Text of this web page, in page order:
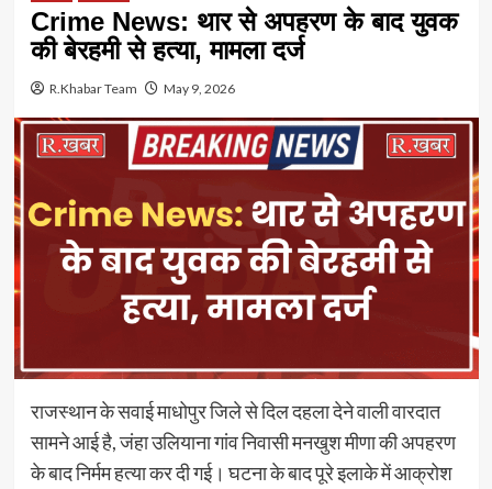
Crime News: थार से अपहरण के बाद युवक
की बेरहमी से हत्या, मामला दर्ज
R.Khabar Team May 9, 2026
राजस्थान के सवाई माधोपुर जिले से दिल दहला देने वाली वारदात
सामने आई है, जंहा उलियाना गांव निवासी मनखुश मीणा की अपहरण
के बाद निर्मम हत्या कर दी गई। घटना के बाद पूरे इलाके में आक्रोश